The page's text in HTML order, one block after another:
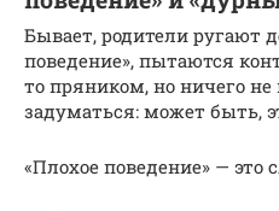
Бывает, родители ругают
поведение», пытаются
то пряником, но ничего не
задуматься: может быть,
«Плохое поведение» —